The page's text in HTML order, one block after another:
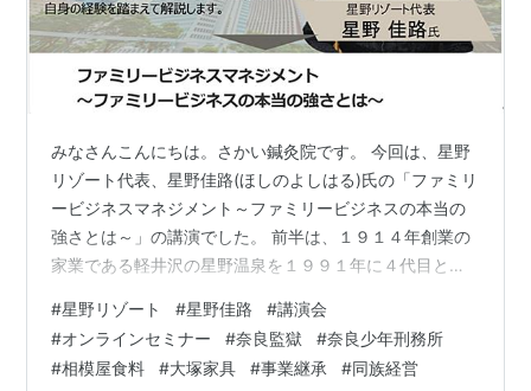
みなさんこんにちは。さかい鍼灸院です。 今回は、星野
リゾート代表、星野佳路(ほしのよしはる)氏の「ファミリ
ービジネスマネジメント～ファミリービジネスの本当の
強さとは～」の講演でした。 前半は、１９１４年創業の
家業である軽井沢の星野温泉を１９９１年に４代目とし
引き継ぎ後は、屋号を星野リゾートに改名し、運営に特
化してリゾートホテルの再生にも取り組み成長をとげて
います。 慰安旅行で、軽井沢の星野温泉に行っていまし
#星野リゾート #星野佳路 #講演会
#オンラインセミナー #奈良監獄 #奈良少年刑務所
#相模屋食料 #大塚家具 #事業継承 #同族経営